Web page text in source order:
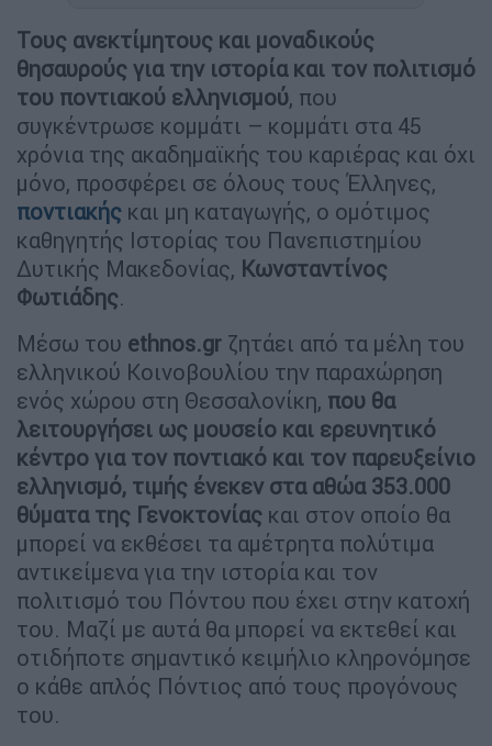
Τους ανεκτίμητους και μοναδικούς
θησαυρούς για την ιστορία και τον πολιτισμό
του ποντιακού ελληνισμού, που
συγκέντρωσε κομμάτι – κομμάτι στα 45
χρόνια της ακαδημαϊκής του καριέρας και όχι
μόνο, προσφέρει σε όλους τους Έλληνες,
ποντιακής και μη καταγωγής, ο ομότιμος
καθηγητής Ιστορίας του Πανεπιστημίου
Δυτικής Μακεδονίας, Κωνσταντίνος
Φωτιάδης.
Μέσω του ethnos.gr ζητάει από τα μέλη του
ελληνικού Κοινοβουλίου την παραχώρηση
ενός χώρου στη Θεσσαλονίκη, που θα
λειτουργήσει ως μουσείο και ερευνητικό
κέντρο για τον ποντιακό και τον παρευξείνιο
ελληνισμό, τιμής ένεκεν στα αθώα 353.000
θύματα της Γενοκτονίας και στον οποίο θα
μπορεί να εκθέσει τα αμέτρητα πολύτιμα
αντικείμενα για την ιστορία και τον
πολιτισμό του Πόντου που έχει στην κατοχή
του. Μαζί με αυτά θα μπορεί να εκτεθεί και
οτιδήποτε σημαντικό κειμήλιο κληρονόμησε
ο κάθε απλός Πόντιος από τους προγόνους
του.